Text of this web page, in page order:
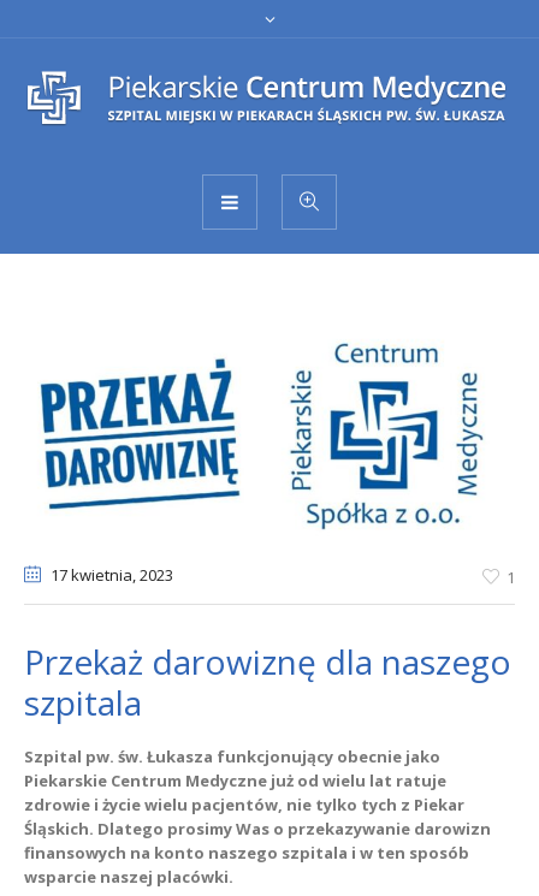
17 kwietnia , 2023 1
Przekaż darowiznę dla naszego
szpitala
Szpital pw. św. Łukasza funkcjonujący obecnie jako
Piekarskie Centrum Medyczne już od wielu lat ratuje
zdrowie i życie wielu pacjentów, nie tylko tych z Piekar
Śląskich. Dlatego prosimy Was o przekazywanie darowizn
finansowych na konto naszego szpitala i w ten sposób
wsparcie naszej placówki.